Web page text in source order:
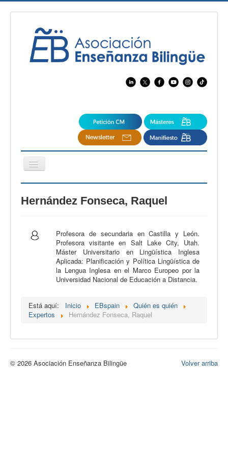
Cambiar
navegación
CertAcleB
Calidad
Recursos
CIEB
Hernández Fonseca, Raquel
Profesora de secundaria en Castilla y León.
Profesora visitante en Salt Lake City, Utah.
Máster Universitario en Lingüística Inglesa
Aplicada: Planificación y Política Lingüística de
la Lengua Inglesa en el Marco Europeo por la
Universidad Nacional de Educación a Distancia.
Está aquí: Inicio EBspain
Quién es quién
Expertos
Hernández Fonseca, Raquel
Volver arriba
© 2026 Asociación Enseñanza Bilingüe